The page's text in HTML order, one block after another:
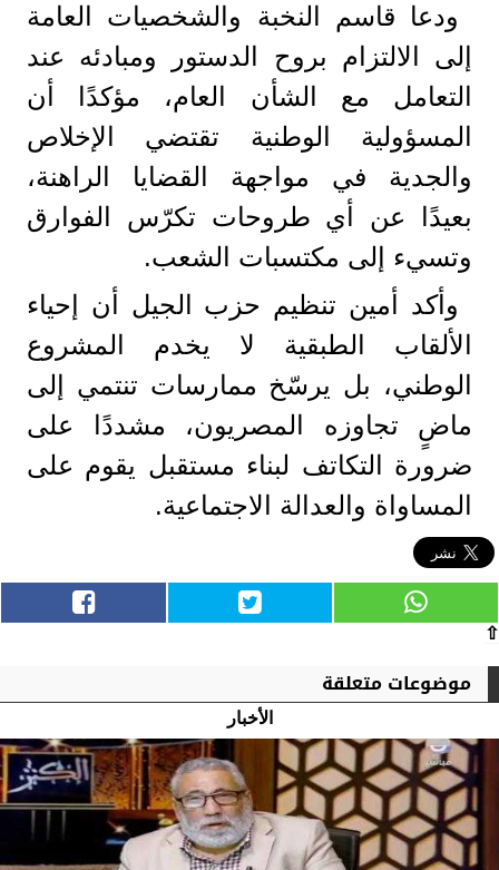
ودعا قاسم النخبة والشخصيات العامة
إلى الالتزام بروح الدستور ومبادئه عند
التعامل مع الشأن العام، مؤكدًا أن
المسؤولية الوطنية تقتضي الإخلاص
والجدية في مواجهة القضايا الراهنة،
بعيدًا عن أي طروحات تكرّس الفوارق
وتسيء إلى مكتسبات الشعب.
وأكد أمين تنظيم حزب الجيل أن إحياء
الألقاب الطبقية لا يخدم المشروع
الوطني، بل يرسّخ ممارسات تنتمي إلى
ماضٍ تجاوزه المصريون، مشددًا على
ضرورة التكاتف لبناء مستقبل يقوم على
المساواة والعدالة الاجتماعية.
⇧
موضوعات متعلقة
الأخبار